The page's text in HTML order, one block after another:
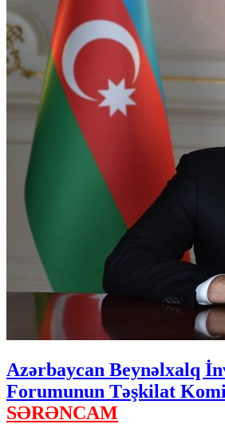
Azərbaycan Beynəlxalq
Forumunun Təşkilat
SƏRƏNCAM